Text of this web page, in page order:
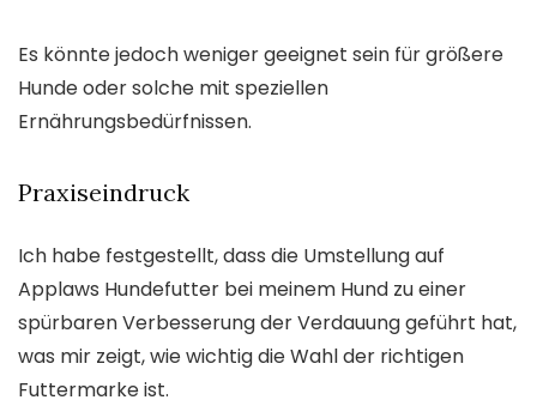
Es könnte jedoch weniger geeignet sein für größere
Hunde oder solche mit speziellen
Ernährungsbedürfnissen.
Praxiseindruck
Ich habe festgestellt, dass die Umstellung auf
Applaws Hundefutter bei meinem Hund zu einer
spürbaren Verbesserung der Verdauung geführt hat,
was mir zeigt, wie wichtig die Wahl der richtigen
Futtermarke ist.